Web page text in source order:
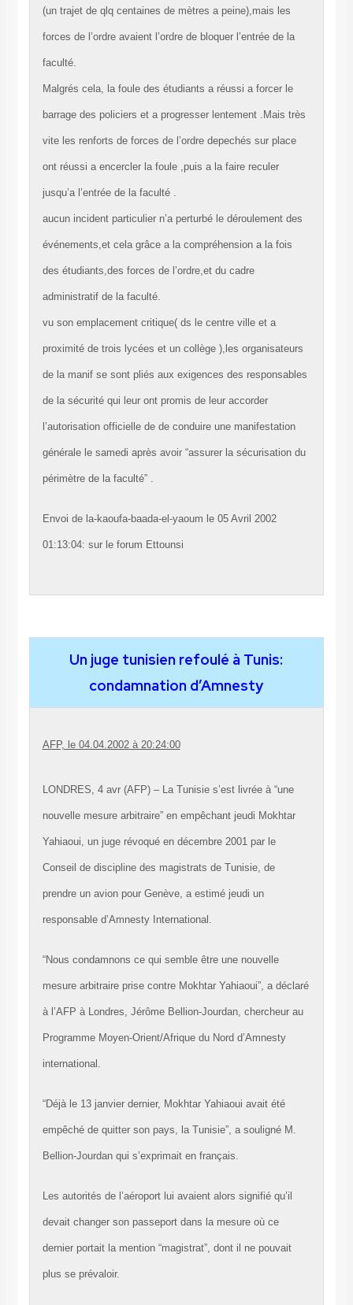
(un trajet de qlq centaines de mètres a peine),mais les
forces de l’ordre avaient l’ordre de bloquer l’entrée de la
faculté.
Malgrés cela, la foule des étudiants a réussi a forcer le
barrage des policiers et a progresser lentement .Mais très
vite les renforts de forces de l’ordre depechés sur place
ont réussi a encercler la foule ,puis a la faire reculer
jusqu’a l’entrée de la faculté .
aucun incident particulier n’a perturbé le déroulement des
événements,et cela grâce a la compréhension a la fois
des étudiants,des forces de l’ordre,et du cadre
administratif de la faculté.
vu son emplacement critique( ds le centre ville et a
proximité de trois lycées et un collège ),les organisateurs
de la manif se sont pliés aux exigences des responsables
de la sécurité qui leur ont promis de leur accorder
l’autorisation officielle de de conduire une manifestation
générale le samedi après avoir “assurer la sécurisation du
périmètre de la faculté” .
Envoi de la-kaoufa-baada-el-yaoum le 05 Avril 2002
01:13:04: sur le forum Ettounsi
Un juge tunisien refoulé à Tunis:
condamnation d’Amnesty
AFP, le 04.04.2002 à 20:24:00
LONDRES, 4 avr (AFP) – La Tunisie s’est livrée à “une
nouvelle mesure arbitraire” en empêchant jeudi Mokhtar
Yahiaoui, un juge révoqué en décembre 2001 par le
Conseil de discipline des magistrats de Tunisie, de
prendre un avion pour Genève, a estimé jeudi un
responsable d’Amnesty International.
“Nous condamnons ce qui semble être une nouvelle
mesure arbitraire prise contre Mokhtar Yahiaoui”, a déclaré
à l’AFP à Londres, Jérôme Bellion-Jourdan, chercheur au
Programme Moyen-Orient/Afrique du Nord d’Amnesty
international.
“Déjà le 13 janvier dernier, Mokhtar Yahiaoui avait été
empêché de quitter son pays, la Tunisie”, a souligné M.
Bellion-Jourdan qui s’exprimait en français.
Les autorités de l’aéroport lui avaient alors signifié qu’il
devait changer son passeport dans la mesure où ce
dernier portait la mention “magistrat”, dont il ne pouvait
plus se prévaloir.